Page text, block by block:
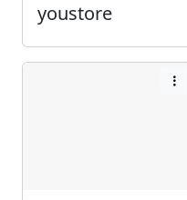
youstore